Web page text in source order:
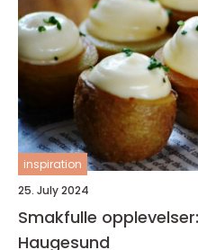
inspiration
25. July 2024
Smakfulle
Haugesund